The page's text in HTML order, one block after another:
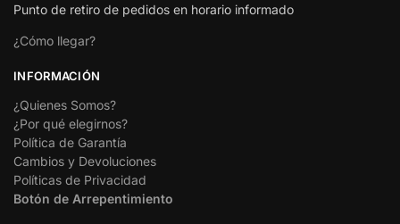
Punto de retiro de pedidos en horario informado
¿Cómo llegar?
INFORMACIÓN
¿Quienes Somos?
¿Por qué elegirnos?
Política de Garantía
Cambios y Devoluciones
Políticas de Privacidad
Botón de Arrepentimiento